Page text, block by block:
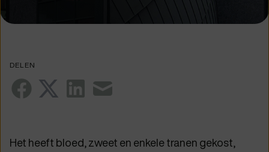
DELEN
Het heeft bloed, zweet en enkele tranen gekost,